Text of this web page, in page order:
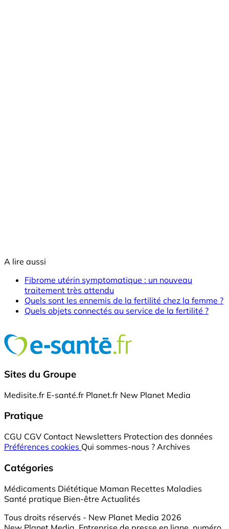
A lire aussi
Fibrome utérin symptomatique : un nouveau
traitement très attendu
Quels sont les ennemis de la fertilité chez la femme ?
Quels objets connectés au service de la fertilité ?
Sites du Groupe
Medisite.fr E-santé.fr Planet.fr New Planet Media
Pratique
CGU CGV Contact Newsletters Protection des données
Préférences cookies Qui sommes-nous ? Archives
Catégories
Médicaments Diététique Maman Recettes Maladies
Santé pratique Bien-être Actualités
Tous droits réservés - New Planet Media 2026